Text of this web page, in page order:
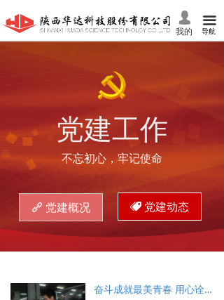
导航
끀
首页
技术服务
新闻资讯
人力资源
投资者关系
넙
我的
党建工作
뀄 党建动态
끑 党建概况
不忘初心，牢记使命
奋斗成就最美青春 用心诠释工匠精神 ——华达股份公司特种事业部数控车工白涛涛先进事迹